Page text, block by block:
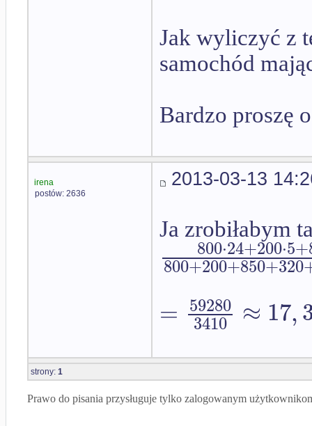
Jak wyliczyć z
samochód
Bardzo proszę
irena
postów: 2636
2013-03-13
Ja zrobiłabym
800⋅24+200⋅5+
800+200+850+320
= 59280
3410 ≈ 17,
strony: 1
Prawo do pisania przysługuje tylko zalogowanym